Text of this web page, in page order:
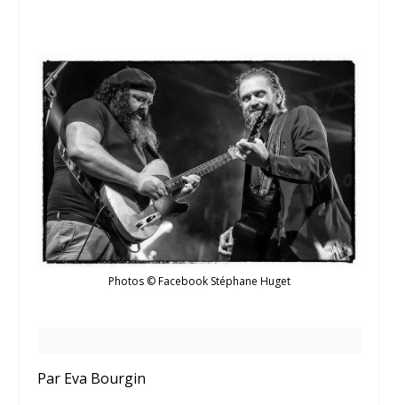
Photos © Facebook Stéphane Huget
Par Eva Bourgin